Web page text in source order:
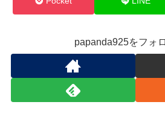
papanda925をフォ